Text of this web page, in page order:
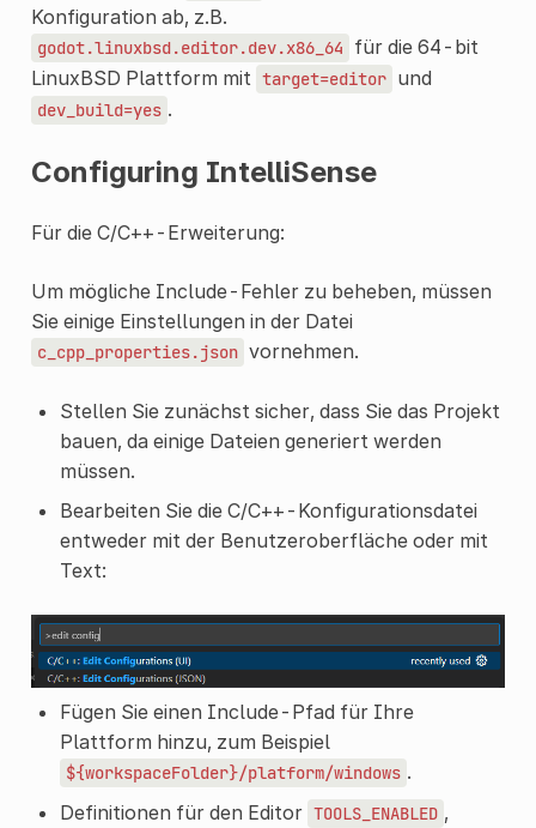
Konfiguration ab, z.B.
godot.linuxbsd.editor.dev.x86_64
für die 64-bit
LinuxBSD Plattform mit target=editor und
dev_build=yes .
Configuring IntelliSense
Für die C/C++-Erweiterung:
Um mögliche Include-Fehler zu beheben, müssen
Sie einige Einstellungen in der Datei
c_cpp_properties.json vornehmen.
Stellen Sie zunächst sicher, dass Sie das Projekt
bauen, da einige Dateien generiert werden
müssen.
Bearbeiten Sie die C/C++-Konfigurationsdatei
entweder mit der Benutzeroberfläche oder mit
Text:
Fügen Sie einen Include-Pfad für Ihre
Plattform hinzu, zum Beispiel
${workspaceFolder}/platform/windows .
Definitionen für den Editor TOOLS_ENABLED ,